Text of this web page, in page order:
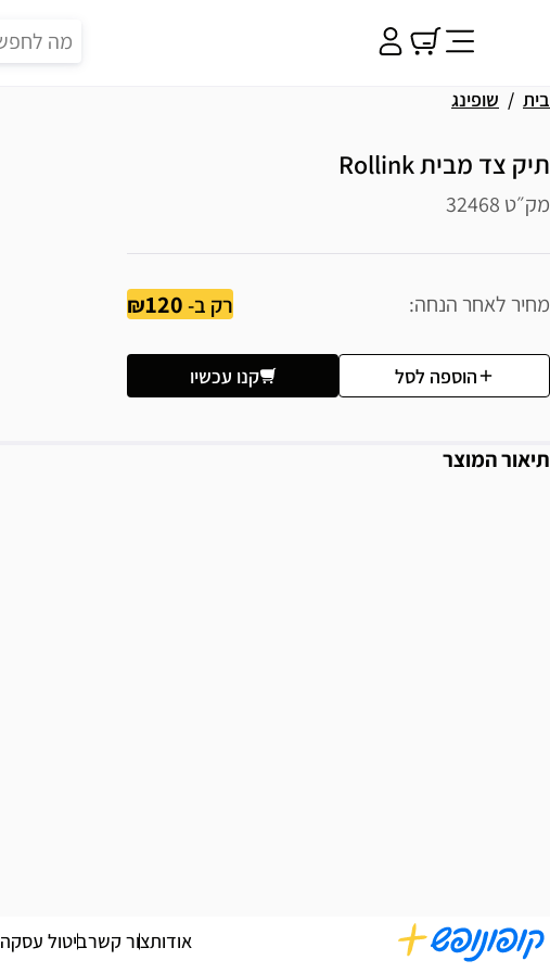
בית שופינג
תיק צד מבית Rollink
מק״ט 32468
מחיר לאחר הנחה רק ב-120
הוספה לסל קנו עכשיו
תיאור המוצר
אודותצור קשרביטול עסקה